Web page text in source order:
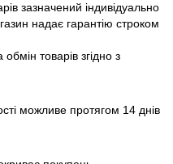
зазначений індивідуально
надає гарантію строком
товарів згідно з
можливе протягом 14 днів